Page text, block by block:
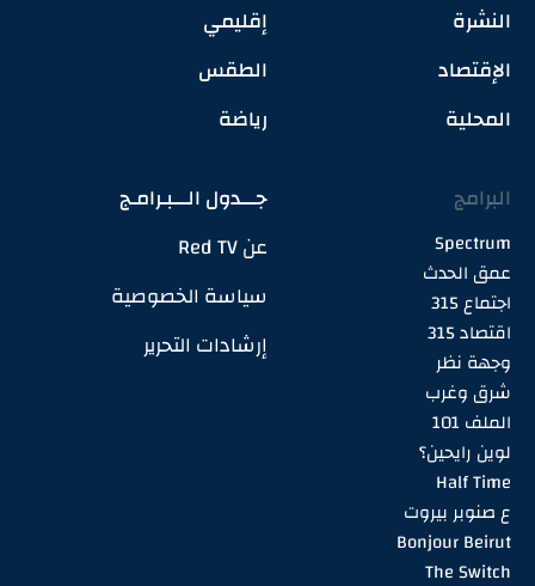
النشرة
الإقتصاد
المحلية
إقليمي
الطقس
رياضة
البرامج
Spectrum
عمق الحدث
اجتماع 315
اقتصاد 315
وجهة نظر
شرق وغرب
الملف 101
لوين رايحين؟
Half Time
ع صنوبر بيروت
Bonjour Beirut
The Switch
جـــدول الـــبـرامـج
عن Red TV
سياسة الخصوصية
إرشادات التحرير